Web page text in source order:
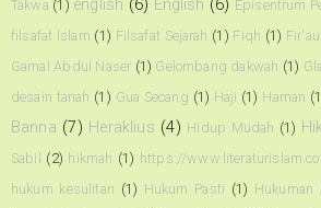
Takwa (1) english (6) English (6) Episentrum
filsafat Islam (1) Filsafat Sejarah (1) Fiqh (1)
Gamal Abdul Naser (1) Gelombang dakwah (1)
desain tanah (1) Gua Secang (1) Haji (1) Haman
Banna (7) Heraklius (4) Hidup Mudah (1)
Sabil (2) hikmah (1) https://
hukum kesulitan (1) Hukum Pasti (1) Hukuman